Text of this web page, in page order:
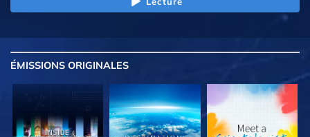
ÉMISSIONS ORIGINALES